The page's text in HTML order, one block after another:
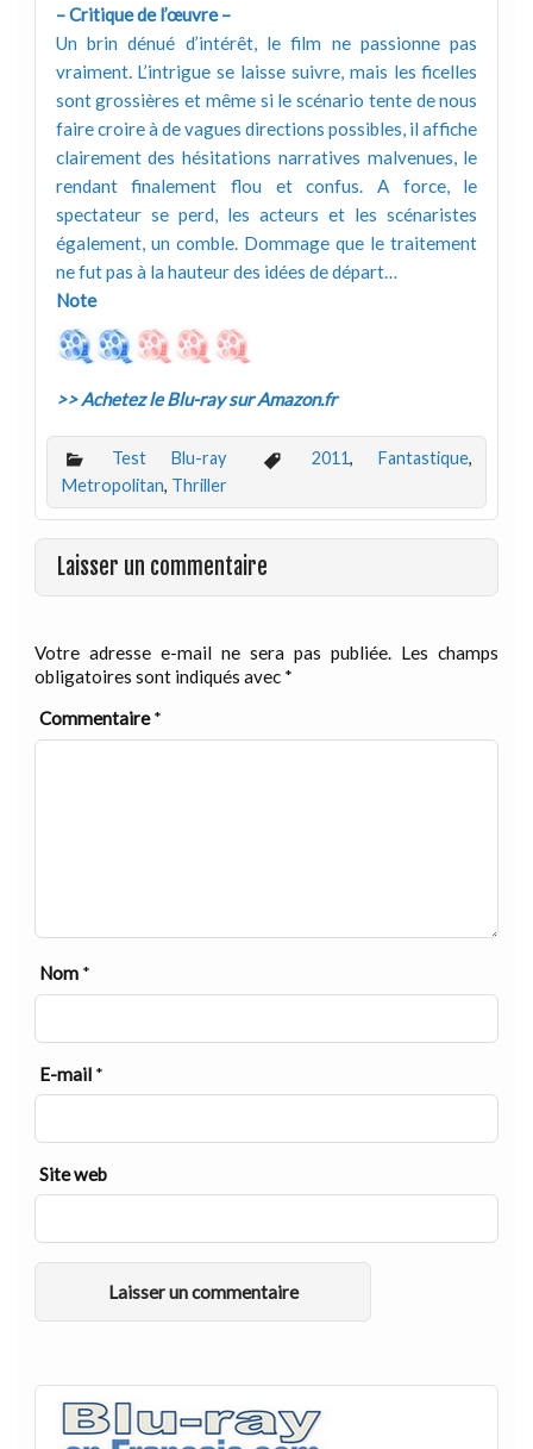
– Critique de l’œuvre –
Un brin dénué d’intérêt, le film ne passionne pas
vraiment. L’intrigue se laisse suivre, mais les ficelles
sont grossières et même si le scénario tente de nous
faire croire à de vagues directions possibles, il affiche
clairement des hésitations narratives malvenues, le
rendant finalement flou et confus. A force, le
spectateur se perd, les acteurs et les scénaristes
également, un comble. Dommage que le traitement
ne fut pas à la hauteur des idées de départ…
Note
>> Achetez le Blu-ray sur Amazon.fr
Test Blu-ray 2011, Fantastique,
Metropolitan, Thriller
Laisser un commentaire
Votre adresse e-mail ne sera pas publiée. Les champs
obligatoires sont indiqués avec *
Commentaire*
Nom *
E-mail *
Site web